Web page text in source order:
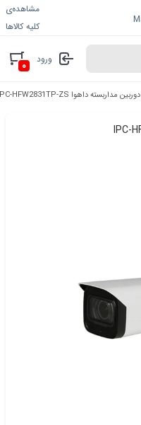
مشاهده‌ی
کلیه کالاها
ورود ۰
دوربین مداربسته داهوا IPC-HFW2831TP-ZS